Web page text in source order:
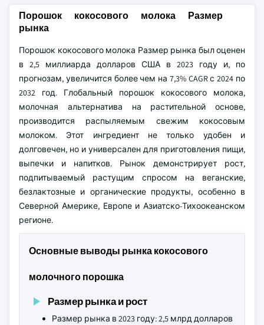
Порошок кокосового молока Размер
рынка
Порошок кокосового молока Размер рынка был оценен
в 2,5 миллиарда долларов США в 2023 году и, по
прогнозам, увеличится более чем на 7,3% CAGR с 2024 по
2032 год. Глобальный порошок кокосового молока,
молочная альтернатива на растительной основе,
производится распыляемым свежим кокосовым
молоком. Этот ингредиент не только удобен и
долговечен, но и универсален для приготовления пищи,
выпечки и напитков. Рынок демонстрирует рост,
подпитываемый растущим спросом на веганские,
безлактозные и органические продукты, особенно в
Северной Америке, Европе и Азиатско-Тихоокеанском
регионе.
Основные выводы рынка кокосового
молочного порошка
Размер рынка и рост
Размер рынка в 2023 году: 2,5 млрд долларов